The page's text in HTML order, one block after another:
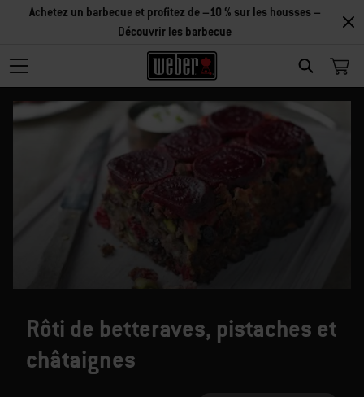
SEARCH
Achetez un barbecue et profitez de –10 % sur les housses –
Découvrir les barbecue
Rôti de betteraves, pistaches et
châtaignes